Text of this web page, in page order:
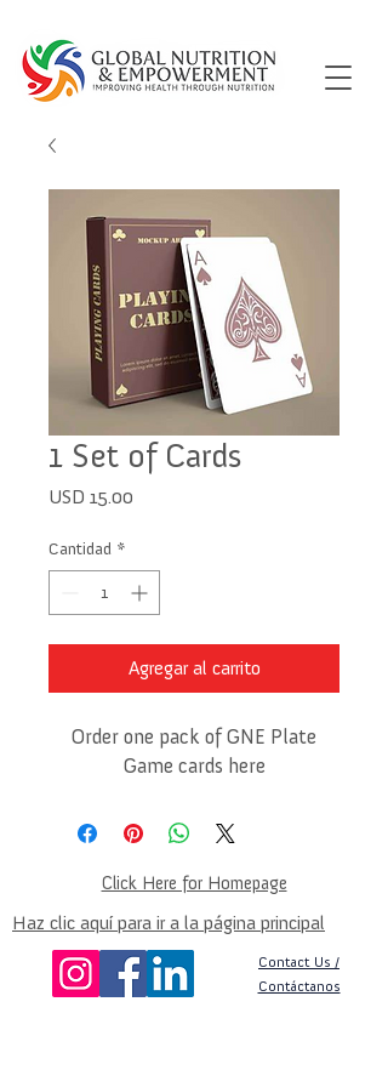
1 Set of Cards
USD 15.00
Cantidad *
Agregar al carrito
Order one pack of GNE Plate
Game cards here
Click Here for Homepage
Haz clic aquí para ir a la página principal
Contact Us /
Contáctanos